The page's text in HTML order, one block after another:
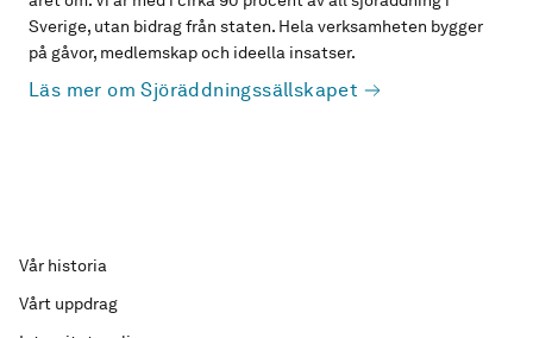
Sverige, utan bidrag från staten. Hela verksamheten bygger
på gåvor, medlemskap och ideella insatser.
Läs mer om Sjöräddningssällskapet
Vår historia
Vårt uppdrag